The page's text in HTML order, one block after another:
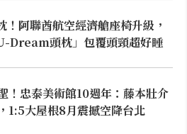
！阿聯酋航空經濟艙座椅升級，
Dream頭枕」包覆頭頸超好睡
！忠泰美術館10週年：藤本壯介
1:5大屋根8月震撼空降台北